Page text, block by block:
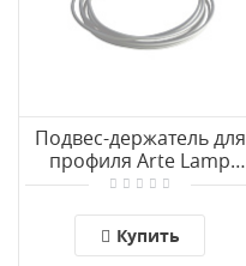
Подвес-держатель для
профиля Arte Lamp
PROFILE-ACCESSORIES
Купить